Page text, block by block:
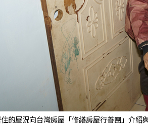
的屋況向台灣房屋「修繕房屋行善團」介紹